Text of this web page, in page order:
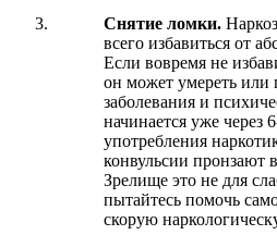
Снятие ломки.
всего избавиться от
Если вовремя не
он может умереть или
заболевания и
начинается уже через
употребления
конвульсии пронзают
Зрелище это не для
пытайтесь помочь
скорую